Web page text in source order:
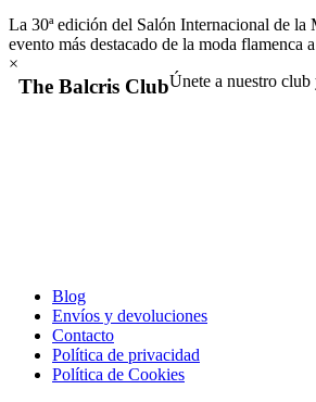
La 30ª edición del Salón Internacional de
evento más destacado de la moda flamenca
×
The Balcris ClubÚnete a nuestro
Blog
Envíos y devoluciones
Contacto
Política de privacidad
Política de Cookies